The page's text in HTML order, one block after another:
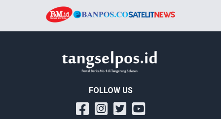
FOLLOW US